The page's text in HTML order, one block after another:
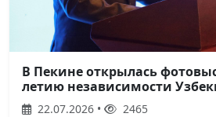
В Пекине открылась
летию независимости
22.07.2026 • 2465